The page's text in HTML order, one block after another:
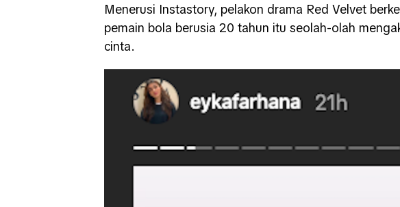
Menerusi Instastory, pelakon drama Red Velvet
pemain bola berusia 20 tahun itu seolah-olah
cinta.